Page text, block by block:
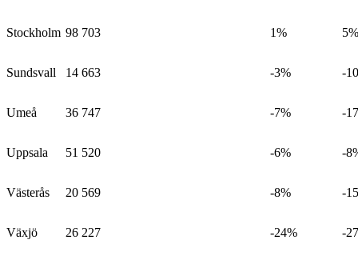
Stockholm 98 703 1% 5%
Sundsvall 14 663 -3% -
Umeå 36 747 -7% -
Uppsala 51 520 -6% -
Västerås 20 569 -8% -
Växjö 26 227 -24% -